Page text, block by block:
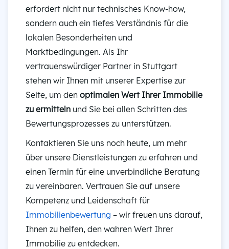
erfordert nicht nur technisches Know-how,
sondern auch ein tiefes Verständnis für die
lokalen Besonderheiten und
Marktbedingungen. Als Ihr
vertrauenswürdiger Partner in Stuttgart
stehen wir Ihnen mit unserer Expertise zur
Seite, um den optimalen Wert Ihrer Immobilie
zu ermitteln und Sie bei allen Schritten des
Bewertungsprozesses zu unterstützen.
Kontaktieren Sie uns noch heute, um mehr
über unsere Dienstleistungen zu erfahren und
einen Termin für eine unverbindliche Beratung
zu vereinbaren. Vertrauen Sie auf unsere
Kompetenz und Leidenschaft für
Immobilienbewertung – wir freuen uns darauf,
Ihnen zu helfen, den wahren Wert Ihrer
Immobilie zu entdecken.